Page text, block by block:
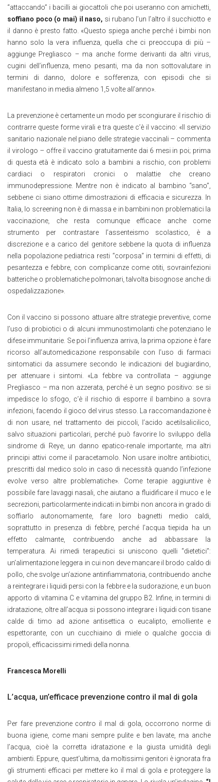
“attaccando” i bacilli ai giocattoli che poi useranno con amichetti,
soffiano poco (o mai) il naso, si rubano l’un l’altro il succhiotto e
il danno è presto fatto. «Questo spiega anche perché i bimbi non
hanno solo la vera influenza, quella che ci preoccupa di più –
aggiunge Pregliasco – ma anche forme derivanti da altri virus,
cugini dell’influenza, meno pesanti, ma da non sottovalutare in
termini di danno, dolore e sofferenza, con episodi che si
manifestano in media almeno 1,5 volte all’anno».
La prevenzione è certamente un modo per scongiurare il rischio di
contrarre queste forme virali e tra queste c’è il vaccino: «Il servizio
sanitario nazionale nel piano delle strategie vaccinali – commenta
il virologo – offre il vaccino gratuitamente dai 6 mesi in poi; prima
di questa età è indicato solo a bambini a rischio, con problemi
cardiaci o respiratori cronici o malattie che creano
immunodepressione. Mentre non è indicato al bambino “sano”,
sebbene ci siano ottime dimostrazioni di efficacia e sicurezza. In
Italia, lo screening non è di massa e in bambini non problematici la
vaccinazione, che resta comunque efficace anche come
strumento per contrastare l’assenteismo scolastico, è a
discrezione e a carico del genitore sebbene la quota di influenza
nella popolazione pediatrica resti “corposa” in termini di effetti, di
pesantezza e febbre, con complicanze come otiti, sovrainfezioni
batteriche o problematiche polmonari, talvolta bisognose anche di
ospedalizzazione».
Con il vaccino si possono attuare altre strategie preventive, come
l’uso di probiotici o di alcuni immunostimolanti che potenziano le
difese immunitarie. Se poi l’influenza arriva, la prima opzione è fare
ricorso all’automedicazione responsabile con l’uso di farmaci
sintomatici da assumere secondo le indicazioni del bugiardino,
per attenuare i sintomi. «La febbre va controllata – aggiunge
Pregliasco – ma non azzerata, perché è un segno positivo: se si
impedisce lo sfogo, c’è il rischio di esporre il bambino a sovra
infezioni, facendo il gioco del virus stesso. La raccomandazione è
di non usare, nel trattamento dei piccoli, l’acido acetilsalicilico,
salvo situazioni particolari, perché può favorire lo sviluppo della
sindrome di Reye, un danno epatico-renale importante, ma altri
principi attivi come il paracetamolo. Non usare inoltre antibiotici,
prescritti dal medico solo in caso di necessità quando l’infezione
evolve verso altre problematiche». Come terapie aggiuntive è
possibile fare lavaggi nasali, che aiutano a fluidificare il muco e le
secrezioni, particolarmente indicati in bimbi non ancora in grado di
soffiarlo autonomamente, fare loro bagnetti medio caldi,
soprattutto in presenza di febbre, perché l’acqua tiepida ha un
effetto calmante, contribuendo anche ad abbassare la
temperatura. Ai rimedi terapeutici si uniscono quelli “dietetici”:
un’alimentazione leggera in cui non deve mancare il brodo caldo di
pollo, che svolge un’azione antinfiammatoria, contribuendo anche
a reintegrare i liquidi persi con la febbre e la sudorazione, e un buon
apporto di vitamina C e vitamina del gruppo B2. Infine, in termini di
idratazione, oltre all’acqua si possono integrare i liquidi con tisane
calde di timo ad azione antisettica o eucalipto, emolliente e
espettorante, con un cucchiaino di miele o qualche goccia di
propoli, efficacissimi rimedi della nonna.
Francesca Morelli
L’acqua, un’efficace prevenzione contro il mal di gola
Per fare prevenzione contro il mal di gola, occorrono norme di
buona igiene, come mani sempre pulite e ben lavate, ma anche
l’acqua, cioè la corretta idratazione e la giusta umidità degli
ambienti. Eppure, quest’ultima, da moltissimi genitori è ignorata fra
gli strumenti efficaci per mettere ko il mal di gola e proteggere la